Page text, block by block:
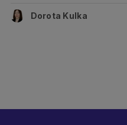
Dorota Kulka